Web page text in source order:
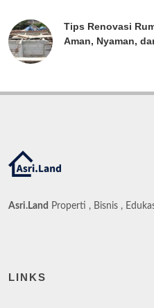
Tips Renovasi
Aman, Nyaman,
Asri.Land Properti , Bisnis ,
LINKS